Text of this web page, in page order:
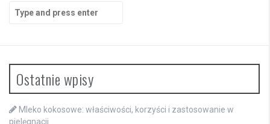
Search
for:
Ostatnie wpisy
Mleko kokosowe: właściwości, korzyści i zastosowanie w
pielęgnacji